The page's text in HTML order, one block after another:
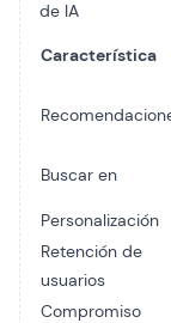
de IA
Característica
Buscar en
Personalización
Retención de
usuarios
Compromiso